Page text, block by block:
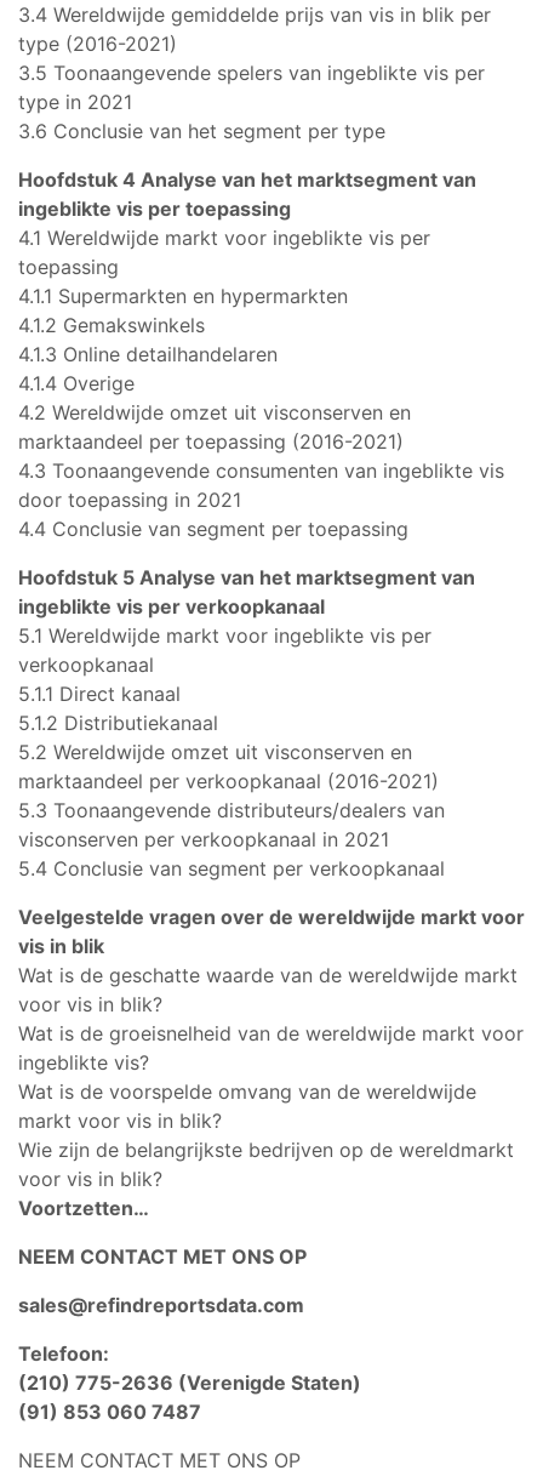
3.4 Wereldwijde gemiddelde prijs van vis in blik per
type (2016-2021)
3.5 Toonaangevende spelers van ingeblikte vis per
type in 2021
3.6 Conclusie van het segment per type
Hoofdstuk 4 Analyse van het marktsegment van
ingeblikte vis per toepassing
4.1 Wereldwijde markt voor ingeblikte vis per
toepassing
4.1.1 Supermarkten en hypermarkten
4.1.2 Gemakswinkels
4.1.3 Online detailhandelaren
4.1.4 Overige
4.2 Wereldwijde omzet uit visconserven en
marktaandeel per toepassing (2016-2021)
4.3 Toonaangevende consumenten van ingeblikte vis
door toepassing in 2021
4.4 Conclusie van segment per toepassing
Hoofdstuk 5 Analyse van het marktsegment van
ingeblikte vis per verkoopkanaal
5.1 Wereldwijde markt voor ingeblikte vis per
verkoopkanaal
5.1.1 Direct kanaal
5.1.2 Distributiekanaal
5.2 Wereldwijde omzet uit visconserven en
marktaandeel per verkoopkanaal (2016-2021)
5.3 Toonaangevende distributeurs/dealers van
visconserven per verkoopkanaal in 2021
5.4 Conclusie van segment per verkoopkanaal
Veelgestelde vragen over de wereldwijde markt voor
vis in blik
Wat is de geschatte waarde van de wereldwijde markt
voor vis in blik?
Wat is de groeisnelheid van de wereldwijde markt voor
ingeblikte vis?
Wat is de voorspelde omvang van de wereldwijde
markt voor vis in blik?
Wie zijn de belangrijkste bedrijven op de wereldmarkt
voor vis in blik?
Voortzetten…
NEEM CONTACT MET ONS OP
sales@refindreportsdata.com
Telefoon:
(210) 775-2636 (Verenigde Staten)
(91) 853 060 7487
NEEM CONTACT MET ONS OP